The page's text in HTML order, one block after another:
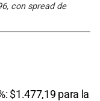
con spread de
$1.477,19 para la